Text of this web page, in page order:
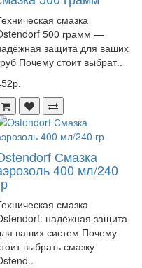
более эффективной и
смазка
500 грамм —
защита для ваших
Почему стоит выбрат..
Смазка
400 мл/240
смазка
надёжная защита
ваших систем Почему
выбрать смазку